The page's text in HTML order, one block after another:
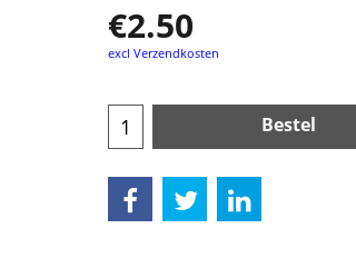
€2.50
excl Verzendkosten
Bestel